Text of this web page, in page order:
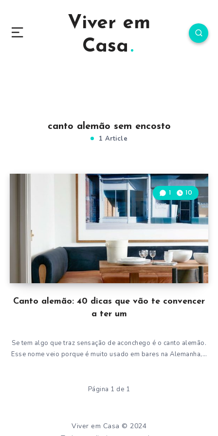
Viver em
Casa
canto alemão sem encosto
1 Article
Canto alemão: 40 dicas que vão te convencer
a ter um
1 10
Se tem algo que traz sensação de aconchego é o canto alemão.
Esse nome veio porque é muito usado em bares na Alemanha,…
Página 1 de 1
Viver em Casa © 2024